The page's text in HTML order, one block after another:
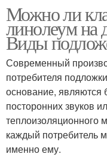
Можно ли
линолеум на
Виды
Современный
потребителя
основание, являются
посторонних звуков
теплоизоляционного
каждый потребитель
именно ему.